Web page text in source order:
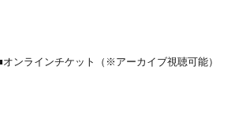
ンラインチケット（※アーカイブ視聴可能）